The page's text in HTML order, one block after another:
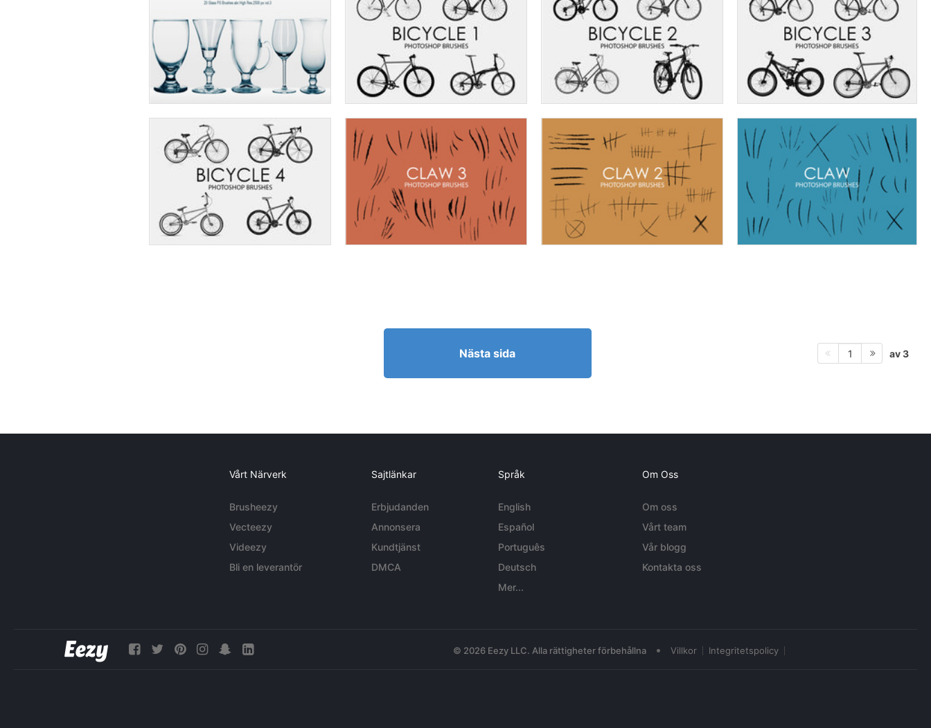
Nästa sida 1 av 3
Vårt Närverk
Brusheezy
Vecteezy
Videezy
Bli en leverantör
Sajtlänkar
Erbjudanden
Annonsera
Kundtjänst
DMCA
Språk
English
Español
Português
Deutsch
Mer...
Om Oss
Om oss
Vårt team
Vår blogg
Kontakta oss
© 2026 Eezy LLC. Alla rättigheter förbehållna • Villkor Integritetspolicy